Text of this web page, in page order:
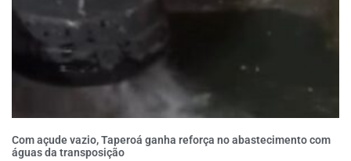
Com açude vazio, Taperoá ganha reforça no abastecimento com
águas da transposição